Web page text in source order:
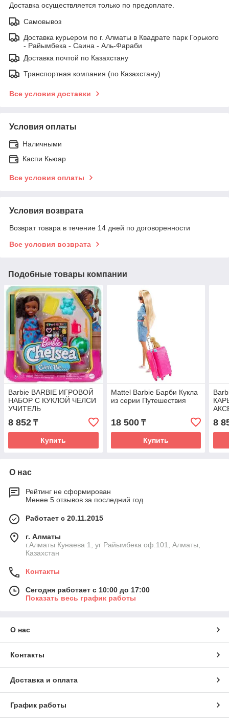
Доставка осуществляется только по предоплате.
Самовывоз
Доставка курьером по г. Алматы в Квадрате парк Горького
- Райымбека - Саина - Аль-Фараби
Доставка почтой по Казахстану
Транспортная компания (по Казахстану)
Все условия доставки
Условия оплаты
Наличными
Каспи Кьюар
Все условия оплаты
Условия возврата
Возврат товара в течение 14 дней по договоренности
Все условия возврата
Подобные товары компании
Barbie BARBIE ИГРОВОЙ
НАБОР С КУКЛОЙ ЧЕЛСИ
УЧИТЕЛЬ
8 852 ₸
Купить
Mattel Barbie Барби Кукла
из серии Путешествия
18 500₸
Купить
8
О нас
Рейтинг не сформирован
Менее 5 отзывов за последний год
Работает с 20.11.2015
г. Алматы
г.Алматы Кунаева 1, уг Райымбека оф.101, Алматы,
Казахстан
Контакты
Сегодня работает с 10:00 до 17:00
Показать весь график работы
О нас
Контакты
Доставка и оплата
График работы